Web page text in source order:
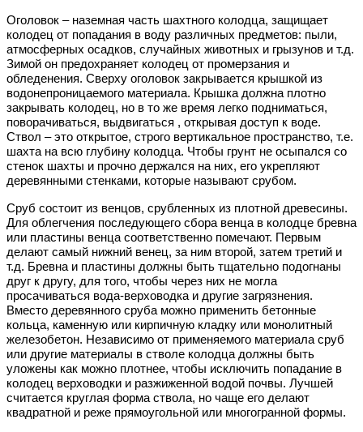
Оголовок – наземная часть шахтного колодца, защищает
колодец от попадания в воду различных предметов: пыли,
атмосферных осадков, случайных животных и грызунов и т.д.
Зимой он предохраняет колодец от промерзания и
обледенения. Сверху оголовок закрывается крышкой из
водонепроницаемого материала. Крышка должна плотно
закрывать колодец, но в то же время легко подниматься,
поворачиваться, выдвигаться , открывая доступ к воде.
Ствол – это открытое, строго вертикальное пространство, т.е.
шахта на всю глубину колодца. Чтобы грунт не осыпался со
стенок шахты и прочно держался на них, его укрепляют
деревянными стенками, которые называют срубом.
Сруб состоит из венцов, срубленных из плотной древесины.
Для облегчения последующего сбора венца в колодце бревна
или пластины венца соответственно помечают. Первым
делают самый нижний венец, за ним второй, затем третий и
т.д. Бревна и пластины должны быть тщательно подогнаны
друг к другу, для того, чтобы через них не могла
просачиваться вода-верховодка и другие загрязнения.
Вместо деревянного сруба можно применить бетонные
кольца, каменную или кирпичную кладку или монолитный
железобетон. Независимо от применяемого материала сруб
или другие материалы в стволе колодца должны быть
уложены как можно плотнее, чтобы исключить попадание в
колодец верховодки и разжиженной водой почвы. Лучшей
считается круглая форма ствола, но чаще его делают
квадратной и реже прямоугольной или многогранной формы.